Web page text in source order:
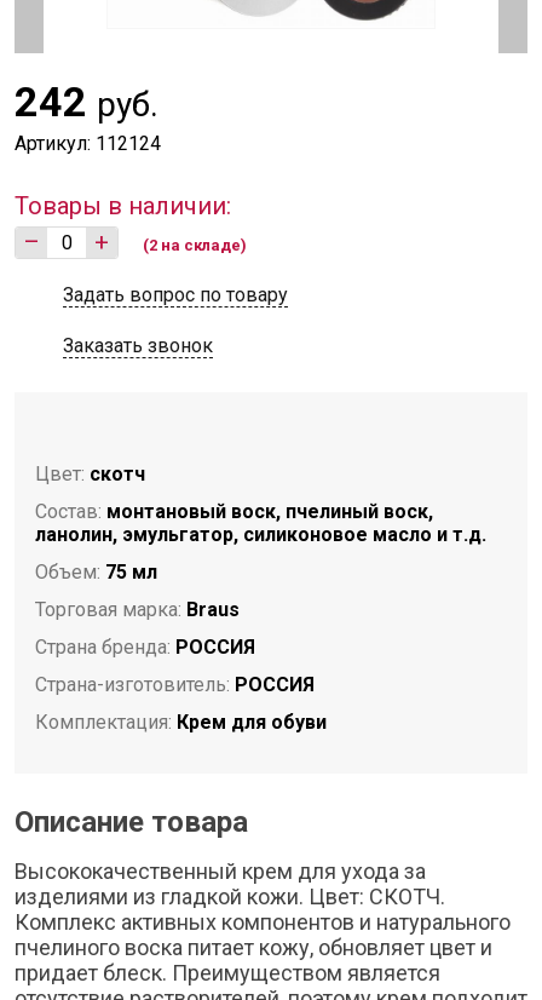
242 руб.
Артикул: 112124
Товары в наличии:
–
+ (2 на складе)
Задать вопрос по товару
Заказать звонок
Цвет: скотч
Состав: монтановый воск, пчелиный воск,
ланолин, эмульгатор, силиконовое масло и т.д.
Объем: 75 мл
Торговая марка: Braus
Страна бренда: РОССИЯ
Страна-изготовитель: РОССИЯ
Комплектация: Крем для обуви
Описание товара
Высококачественный крем для ухода за
изделиями из гладкой кожи. Цвет: СКОТЧ.
Комплекс активных компонентов и натурального
пчелиного воска питает кожу, обновляет цвет и
придает блеск. Преимуществом является